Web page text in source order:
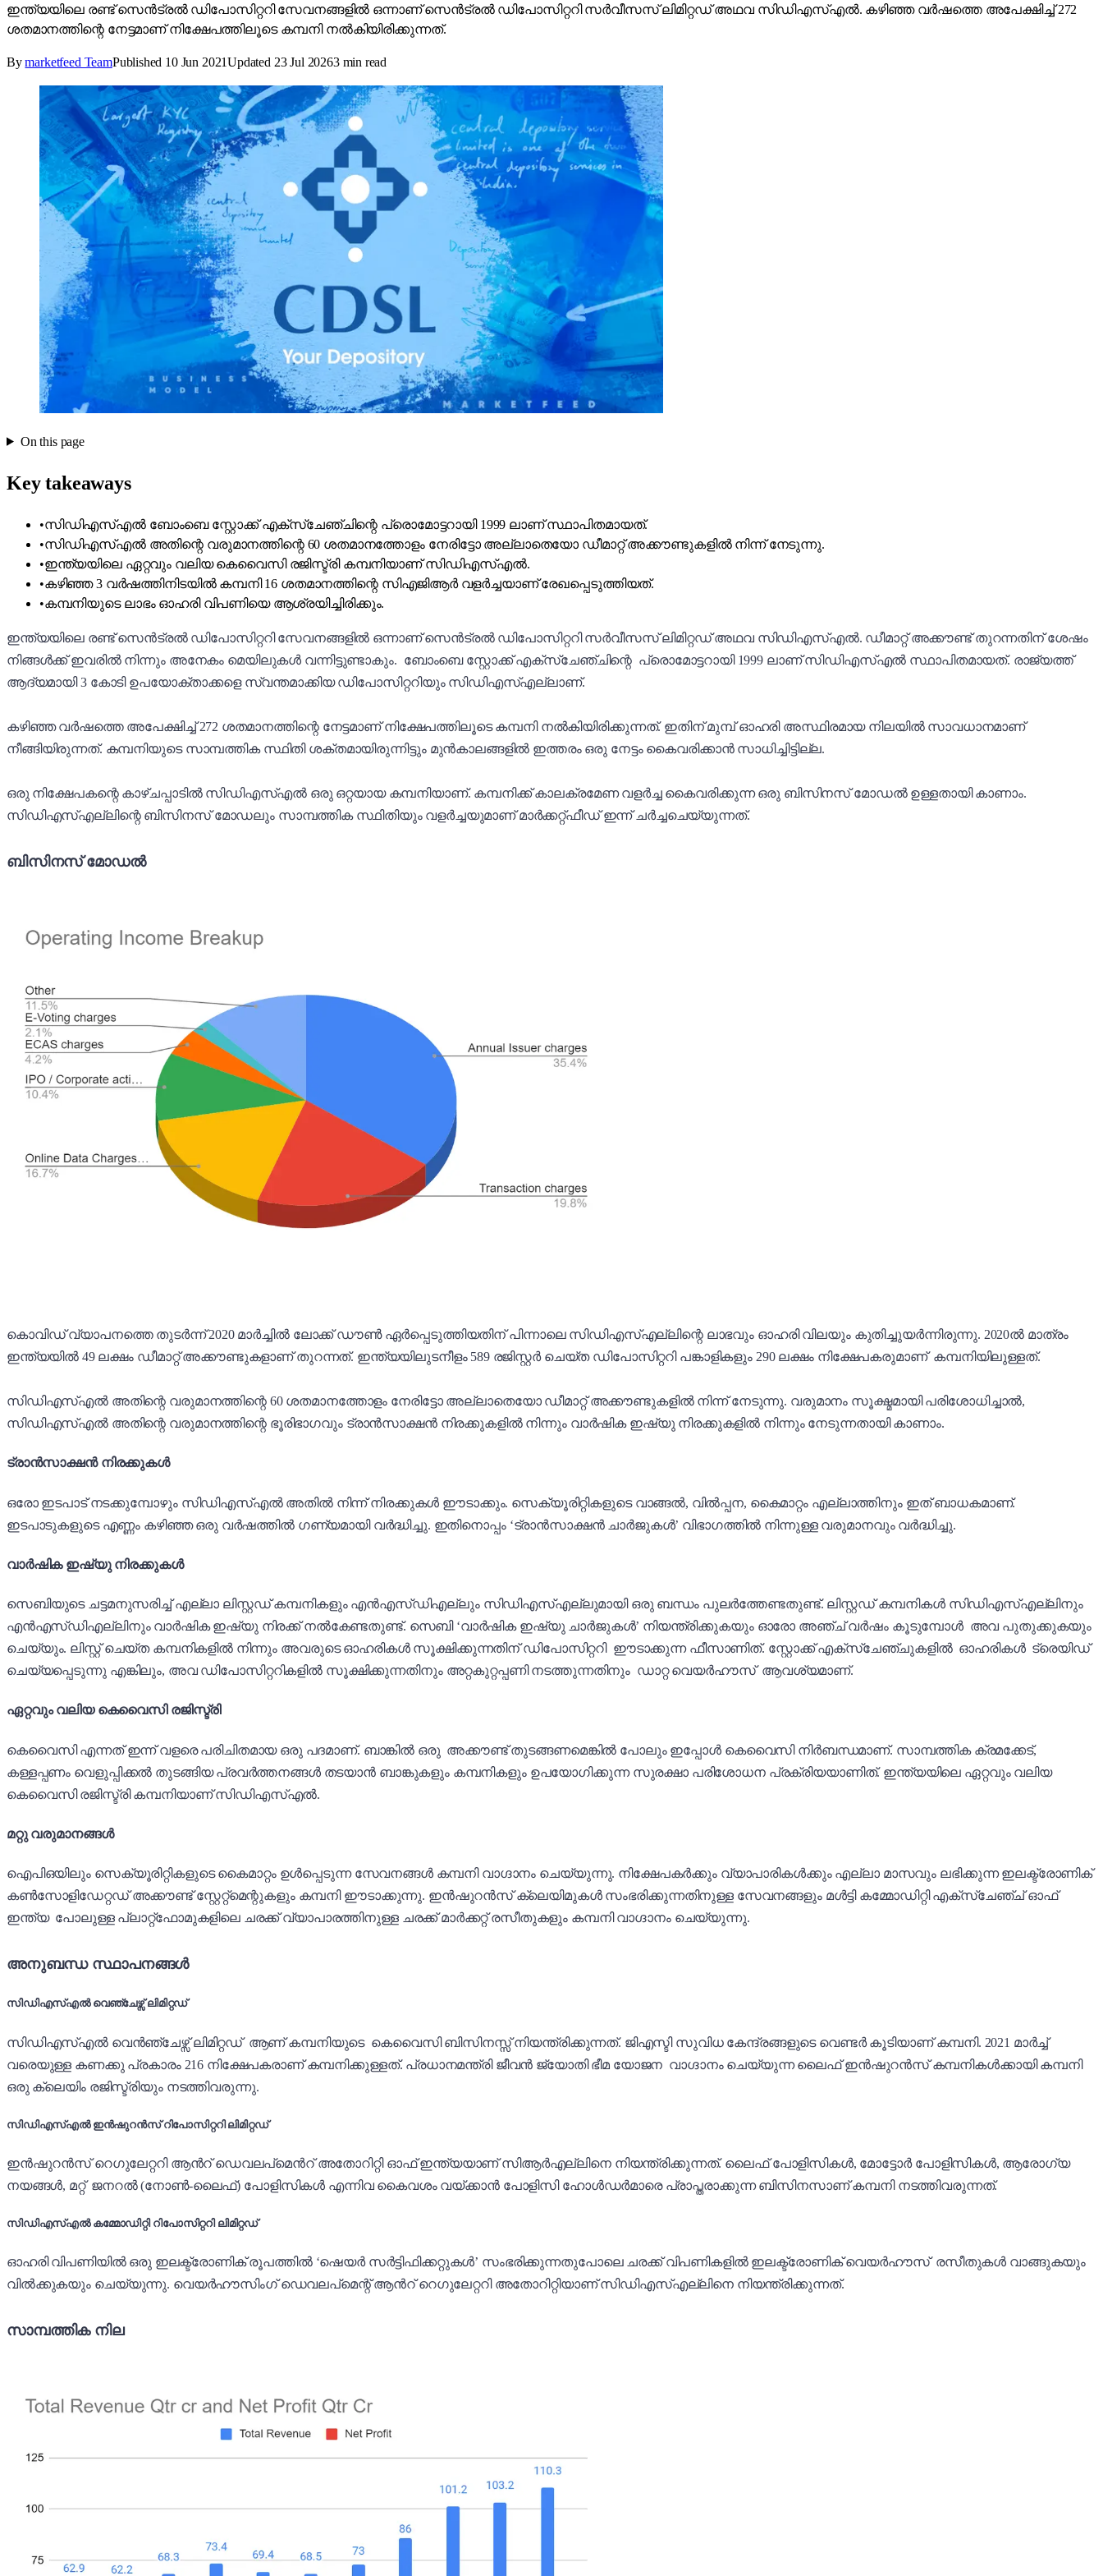
ഇന്ത്യയിലെ രണ്ട് സെൻ‌ട്രൽ ഡിപോസിറ്ററി സേവനങ്ങളിൽ ഒന്നാണ് സെൻ‌ട്രൽ ഡിപോസിറ്ററി സർവീസസ് ലിമിറ്റഡ് അഥവ സിഡിഎസ്എൽ. കഴിഞ്ഞ വർഷത്തെ അപേക്ഷിച്ച് 272
ശതമാനത്തിന്റെ നേട്ടമാണ് നിക്ഷേപത്തിലൂടെ കമ്പനി നൽകിയിരിക്കുന്നത്.
By marketfeed TeamPublished 10 Jun 2021Updated 23 Jul 20263min read
On this page
Key takeaways
•സിഡിഎസ്എൽ ബോംബെ സ്റ്റോക്ക് എക്സ്ചേഞ്ചിന്റെ പ്രൊമോട്ടറായി 1999 ലാണ് സ്ഥാപിതമായത്.
•സിഡിഎസ്എൽ അതിന്റെ വരുമാനത്തിന്റെ 60 ശതമാനത്തോളം നേരിട്ടോ അല്ലാതെയോ ഡീമാറ്റ് അക്കൗണ്ടുകളിൽ നിന്ന് നേടുന്നു.
•ഇന്ത്യയിലെ ഏറ്റവും വലിയ കെവൈസി രജിസ്ട്രി കമ്പനിയാണ് സിഡിഎസ്എൽ.
•കഴിഞ്ഞ 3 വർഷത്തിനിടയിൽ കമ്പനി 16 ശതമാനത്തിന്റെ സിഎജിആർ വളർച്ചയാണ് രേഖപ്പെടുത്തിയത്.
•കമ്പനിയുടെ ലാഭം ഓഹരി വിപണിയെ ആശ്രയിച്ചിരിക്കും.
ഇന്ത്യയിലെ രണ്ട് സെൻ‌ട്രൽ ഡിപോസിറ്ററി സേവനങ്ങളിൽ ഒന്നാണ് സെൻ‌ട്രൽ ഡിപോസിറ്ററി സർവീസസ് ലിമിറ്റഡ് അഥവ സിഡിഎസ്എൽ. ഡീമാറ്റ് അക്കൗണ്ട് തുറന്നതിന് ശേഷം
നിങ്ങൾക്ക് ഇവരിൽ നിന്നും അനേകം മെയിലുകൾ വന്നിട്ടുണ്ടാകും. ബോംബെ സ്റ്റോക്ക് എക്സ്ചേഞ്ചിന്റെ പ്രൊമോട്ടറായി 1999 ലാണ് സിഡിഎസ്എൽ സ്ഥാപിതമായത്. രാജ്യത്ത്
ആദ്യമായി 3 കോടി ഉപയോക്താക്കളെ സ്വന്തമാക്കിയ ഡിപോസിറ്ററിയും സിഡിഎസ്എല്ലാണ്.
കഴിഞ്ഞ വർഷത്തെ അപേക്ഷിച്ച് 272 ശതമാനത്തിന്റെ നേട്ടമാണ് നിക്ഷേപത്തിലൂടെ കമ്പനി നൽകിയിരിക്കുന്നത്. ഇതിന് മുമ്പ് ഓഹരി അസ്ഥിരമായ നിലയിൽ സാവധാനമാണ്
നീങ്ങിയിരുന്നത്. കമ്പനിയുടെ സാമ്പത്തിക സ്ഥിതി ശക്തമായിരുന്നിട്ടും മുൻകാലങ്ങളിൽ ഇത്തരം ഒരു നേട്ടം കെെവരിക്കാൻ സാധിച്ചിട്ടില്ല.
ഒരു നിക്ഷേപകന്റെ കാഴ്ചപ്പാടിൽ സിഡിഎസ്എൽ ഒരു ഒറ്റയായ കമ്പനിയാണ്. കമ്പനിക്ക് കാലക്രമേണ വളർച്ച കെെവരിക്കുന്ന ഒരു ബിസിനസ് മോഡൽ ഉള്ളതായി കാണാം.
സിഡിഎസ്എല്ലിന്റെ ബിസിനസ് മോഡലും സാമ്പത്തിക സ്ഥിതിയും വളർച്ചയുമാണ് മാർക്കറ്റ്ഫീഡ് ഇന്ന് ചർച്ചചെയ്യുന്നത്.
ബിസിനസ് മോഡൽ
കൊവിഡ് വ്യാപനത്തെ തുടർന്ന് 2020 മാർച്ചിൽ ലോക്ക് ഡൗൺ ഏർപ്പെടുത്തിയതിന് പിന്നാലെ സിഡിഎസ്എല്ലിന്റെ ലാഭവും ഓഹരി വിലയും കുതിച്ചുയർന്നിരുന്നു. 2020ൽ മാത്രം
ഇന്ത്യയിൽ 49 ലക്ഷം ഡീമാറ്റ് അക്കൗണ്ടുകളാണ് തുറന്നത്. ഇന്ത്യയിലുടനീളം 589 രജിസ്റ്റർ ചെയ്ത ഡിപോസിറ്ററി പങ്കാളികളും 290 ലക്ഷം നിക്ഷേപകരുമാണ് കമ്പനിയിലുള്ളത്.
സിഡിഎസ്എൽ അതിന്റെ വരുമാനത്തിന്റെ 60 ശതമാനത്തോളം നേരിട്ടോ അല്ലാതെയോ ഡീമാറ്റ് അക്കൗണ്ടുകളിൽ നിന്ന് നേടുന്നു. വരുമാനം സൂക്ഷ്മമായി പരിശോധിച്ചാൽ,
സിഡിഎസ്എൽ അതിന്റെ വരുമാനത്തിന്റെ ഭൂരിഭാഗവും ട്രാൻസാക്ഷൻ നിരക്കുകളിൽ നിന്നും വാർഷിക ഇഷ്യു നിരക്കുകളിൽ നിന്നും നേടുന്നതായി കാണാം.
ട്രാൻസാക്ഷൻ നിരക്കുകൾ
ഒരോ ഇടപാട് നടക്കുമ്പോഴും സിഡിഎസ്എൽ അതിൽ നിന്ന് നിരക്കുകൾ ഈടാക്കും. സെക്യൂരിറ്റികളുടെ വാങ്ങൽ, വിൽപ്പന, കൈമാറ്റം എല്ലാത്തിനും ഇത് ബാധകമാണ്.
ഇടപാടുകളുടെ എണ്ണം കഴിഞ്ഞ ഒരു വർഷത്തിൽ ഗണ്യമായി വർദ്ധിച്ചു. ഇതിനൊപ്പം ‘ട്രാൻസാക്ഷൻ ചാർജുകൾ’ വിഭാഗത്തിൽ നിന്നുള്ള വരുമാനവും വർദ്ധിച്ചു.
വാർഷിക ഇഷ്യു നിരക്കുകൾ
സെബിയുടെ ചട്ടമനുസരിച്ച് എല്ലാ ലിസ്റ്റഡ് കമ്പനികളും എൻ‌എസ്‌ഡി‌എല്ലും സി‌ഡി‌എസ്‌എല്ലുമായി ഒരു ബന്ധം പുലർത്തേണ്ടതുണ്ട്. ലിസ്റ്റഡ് കമ്പനികൾ സി‌ഡി‌എസ്‌എല്ലിനും
എൻഎസ്ഡിഎല്ലിനും വാർഷിക ഇഷ്യു നിരക്ക് നൽകേണ്ടതുണ്ട്. സെബി ‘വാർഷിക ഇഷ്യു ചാർജുകൾ’ നിയന്ത്രിക്കുകയും ഓരോ അഞ്ച് വർഷം കൂടുമ്പോൾ അവ പുതുക്കുകയും
ചെയ്യും. ലിസ്റ്റ് ചെയ്ത കമ്പനികളിൽ നിന്നും അവരുടെ ഓഹരികൾ സൂക്ഷിക്കുന്നതിന് ഡിപോസിറ്ററി ഈടാക്കുന്ന ഫീസാണിത്. സ്റ്റോക്ക് എക്സ്ചേഞ്ചുകളിൽ ഓഹരികൾ ട്രെയിഡ്
ചെയ്യപ്പെടുന്നു എങ്കിലും, അവ ഡിപോസിറ്ററികളിൽ സൂക്ഷിക്കുന്നതിനും അറ്റകുറ്റപ്പണി നടത്തുന്നതിനും ഡാറ്റ വെയർഹൗസ് ആവശ്യമാണ്.
ഏറ്റവും വലിയ കെ‌വൈ‌സി രജിസ്ട്രി
കെവെെസി എന്നത് ഇന്ന് വളരെ പരിചിതമായ ഒരു പദമാണ്. ബാങ്കിൽ ഒരു അക്കൗണ്ട് തുടങ്ങണമെങ്കിൽ പോലും ഇപ്പോൾ കെവെെസി നിർബന്ധമാണ്. സാമ്പത്തിക ക്രമക്കേട്,
കള്ളപ്പണം വെളുപ്പിക്കൽ തുടങ്ങിയ പ്രവർത്തനങ്ങൾ തടയാൻ ബാങ്കുകളും കമ്പനികളും ഉപയോഗിക്കുന്ന സുരക്ഷാ പരിശോധന പ്രക്രിയയാണിത്. ഇന്ത്യയിലെ ഏറ്റവും വലിയ
കെവെെസി രജിസ്ട്രി കമ്പനിയാണ് സിഡിഎസ്എൽ.
മറ്റു വരുമാനങ്ങൾ
ഐ‌പി‌ഒയിലും സെക്യൂരിറ്റികളുടെ കൈമാറ്റം ഉൾപ്പെടുന്ന സേവനങ്ങൾ കമ്പനി വാഗ്ദാനം ചെയ്യുന്നു. നിക്ഷേപകർക്കും വ്യാപാരികൾക്കും എല്ലാ മാസവും ലഭിക്കുന്ന ഇലക്ട്രോണിക്
കൺസോളിഡേറ്റഡ് അക്കൗണ്ട് സ്റ്റേറ്റ്‌മെന്റുകളും കമ്പനി ഈടാക്കുന്നു. ഇൻഷുറൻസ് ക്ലെയിമുകൾ സംഭരിക്കുന്നതിനുള്ള സേവനങ്ങളും മൾട്ടി കമ്മോഡിറ്റി എക്സ്ചേഞ്ച് ഓഫ്
ഇന്ത്യ പോലുള്ള പ്ലാറ്റ്ഫോമുകളിലെ ചരക്ക് വ്യാപാരത്തിനുള്ള ചരക്ക് മാർക്കറ്റ് രസീതുകളും കമ്പനി വാഗ്ദാനം ചെയ്യുന്നു.
അനുബന്ധ സ്ഥാപനങ്ങൾ
സിഡിഎസ്എൽ വെഞ്ചേഴ്സ് ലിമിറ്റഡ്
സി‌ഡി‌എസ്‌എൽ വെൻ‌ഞ്ചേഴ്സ് ലിമിറ്റഡ് ആണ് കമ്പനിയുടെ കെ‌വൈ‌സി ബിസിനസ്സ് നിയന്ത്രിക്കുന്നത്. ജിഎസ്ടി സുവിധ കേന്ദ്രങ്ങളുടെ വെണ്ടർ കൂടിയാണ് കമ്പനി. 2021 മാർച്ച്
വരെയുള്ള കണക്കു പ്രകാരം 216 നിക്ഷേപകരാണ് കമ്പനിക്കുള്ളത്. പ്രധാനമന്ത്രി ജീവൻ ജ്യോതി ഭീമ യോജന വാഗ്ദാനം ചെയ്യുന്ന ലൈഫ് ഇൻഷുറൻസ് കമ്പനികൾക്കായി കമ്പനി
ഒരു ക്ലെയിം രജിസ്ട്രിയും നടത്തിവരുന്നു.
സിഡിഎസ്എൽ ഇൻഷുറൻസ് റിപോസിറ്ററി ലിമിറ്റഡ്
ഇൻ‌ഷുറൻസ് റെഗുലേറ്ററി ആൻറ് ഡെവലപ്മെൻറ് അതോറിറ്റി ഓഫ് ഇന്ത്യയാണ് സി‌ആർ‌എല്ലിനെ നിയന്ത്രിക്കുന്നത്. ലൈഫ് പോളിസികൾ, മോട്ടോർ പോളിസികൾ, ആരോഗ്യ
നയങ്ങൾ, മറ്റ് ജനറൽ (നോൺ-ലൈഫ്) പോളിസികൾ എന്നിവ കൈവശം വയ്ക്കാൻ പോളിസി ഹോൾഡർമാരെ പ്രാപ്തരാക്കുന്ന ബിസിനസാണ് കമ്പനി നടത്തിവരുന്നത്.
സിഡിഎസ്എൽ കമ്മോഡിറ്റി റിപോസിറ്ററി ലിമിറ്റഡ്
ഓഹരി വിപണിയിൽ ഒരു ഇലക്ട്രോണിക് രൂപത്തിൽ ‘ഷെയർ സർട്ടിഫിക്കറ്റുകൾ’ സംഭരിക്കുന്നതുപോലെ ചരക്ക് വിപണികളിൽ ഇലക്ട്രോണിക് വെയർഹൗസ് രസീതുകൾ വാങ്ങുകയും
വിൽക്കുകയും ചെയ്യുന്നു. വെയർ‌ഹൗസിംഗ് ഡെവലപ്‌മെന്റ് ആൻറ് റെഗുലേറ്ററി അതോറിറ്റിയാണ് സിഡിഎസ്എല്ലിനെ നിയന്ത്രിക്കുന്നത്.
സാമ്പത്തിക നില